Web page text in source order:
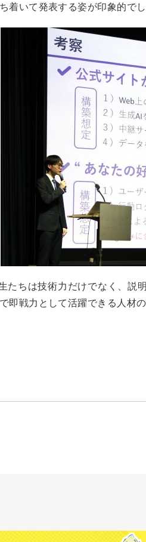
着いて発表する姿が印象的でし
たちは技術力だけでなく、説
即戦力として活躍できる人材